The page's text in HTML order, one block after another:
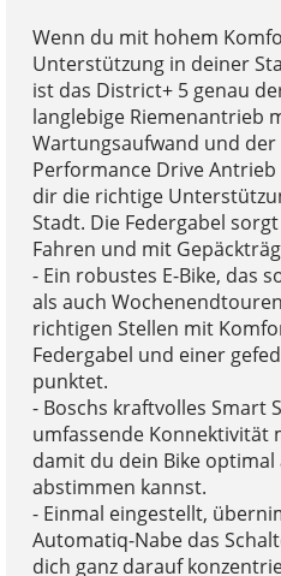
Wenn du mit hohem
Unterstützung in deiner
ist das District+ 5 genau
langlebige Riemenantrieb
Wartungsaufwand und
Performance Drive
dir die richtige
Stadt. Die Federgabel
Fahren und mit
- Ein robustes E-Bike, das
als auch
richtigen Stellen mit
Federgabel und einer
punktet.
- Boschs kraftvolles Smart
umfassende Konnektivität
damit du dein Bike
abstimmen kannst.
- Einmal eingestellt,
Automatiq-Nabe das
dich ganz darauf